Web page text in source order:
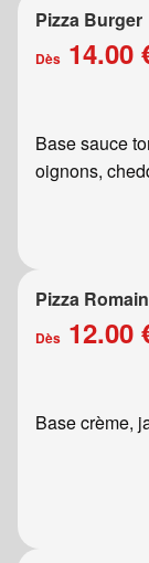
Pizza Burger
Dès 14.00
Base sauce
oignons,
Pizza
Dès 12.00
Base crème,